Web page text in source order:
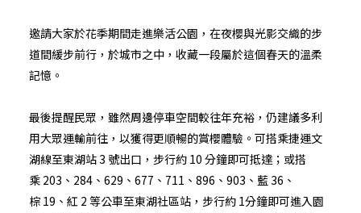
邀請大家於花季期間走進樂活公園，在夜櫻與光影交織的步
道間緩步前行，於城市之中，收藏一段屬於這個春天的溫柔
記憶。
最後提醒民眾，雖然周邊停車空間較往年充裕，仍建議多利
用大眾運輸前往，以獲得更順暢的賞櫻體驗。可搭乘捷運文
湖線至東湖站 3 號出口，步行約 10 分鐘即可抵達；或搭
乘 203、284、629、677、711、896、903、藍 36、
棕 19、紅 2 等公車至東湖社區站，步行約 1分鐘即可進入園